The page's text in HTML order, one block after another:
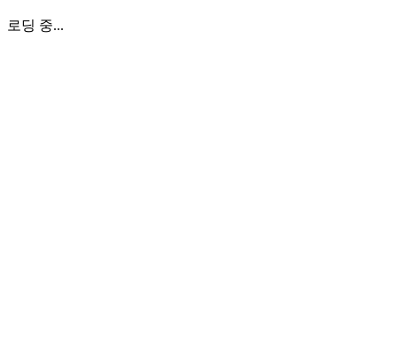
로딩 중...